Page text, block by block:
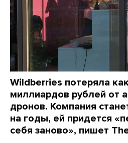
Wildberries потеряла
миллиардов рублей от
дронов. Компания
на годы, ей придется
себя заново», пишет